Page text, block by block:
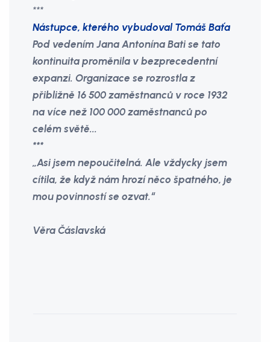
***
Nástupce, kterého vybudoval Tomáš Baťa
Pod vedením Jana Antonína Bati se tato
kontinuita proměnila v bezprecedentní
expanzi. Organizace se rozrostla z
přibližně 16 500 zaměstnanců v roce 1932
na více než 100 000 zaměstnanců po
celém světě...
***
„Asi jsem nepoučitelná. Ale vždycky jsem
cítila, že když nám hrozí něco špatného, je
mou povinností se ozvat.“
Věra Čáslavská